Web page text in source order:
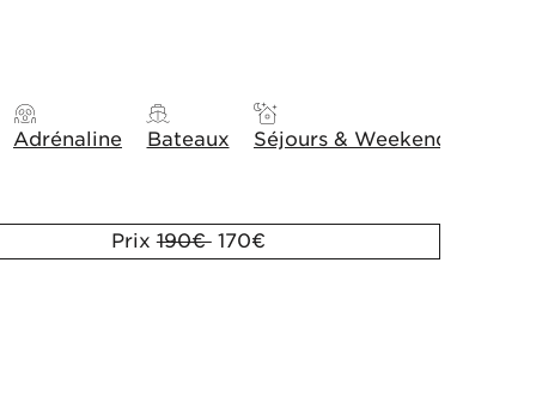
Adrénaline Bateaux Séjours & Weekends
Prix190€170€